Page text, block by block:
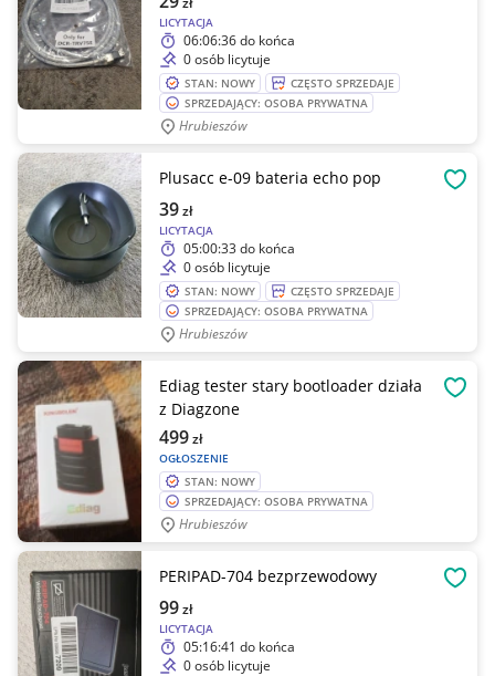
LICYTACJA
06:06:36do końca
0 osób licytuje
STAN: NOWY
CZĘSTO SPRZEDAJE
SPRZEDAJĄCY: OSOBA PRYWATNA
Hrubieszów
Plusacc e-09 bateria echo pop
LICYTACJA
39zł
05:00:33do końca
0 osób licytuje
STAN: NOWY
CZĘSTO SPRZEDAJE
SPRZEDAJĄCY: OSOBA PRYWATNA
Hrubieszów
Ediag tester stary bootloader działa
z Diagzone
OGŁOSZENIE
499zł
STAN: NOWY
SPRZEDAJĄCY: OSOBA PRYWATNA
Hrubieszów
PERIPAD-704 bezprzewodowy
LICYTACJA
99zł
05:16:41 do końca
0 osób licytuje